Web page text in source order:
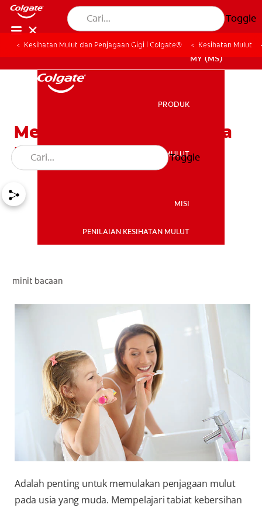
Toggle
MY (MS)
PRODUK
KESIHATAN MULUT
MISI
PENILAIAN KESIHATAN MULUT
Toggle
Kesihatan Mulut dan Penjagaan Gigi | Colgate® Kesihatan Mulut
Mengajar Anak Anda Cara
Memberus Dan Memflos
minit bacaan
Adalah penting untuk memulakan penjagaan mulut
pada usia yang muda. Mempelajari tabiat kebersihan